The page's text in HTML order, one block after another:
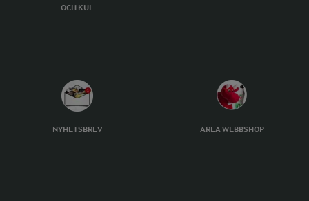
OCH KUL
NYHETSBREV ARLA WEBBSHOP